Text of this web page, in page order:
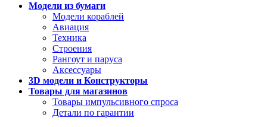
Модели из бумаги
Модели кораблей
Авиация
Техника
Строения
Рангоут и паруса
Аксессуары
3D модели и Конструкторы
Товары для магазинов
Товары импульсивного спроса
Детали по гарантии